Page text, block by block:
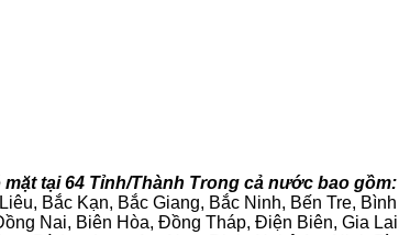
tại 64 Tỉnh/Thành Trong cả nước bao gồm:
Bắc Kạn, Bắc Giang, Bắc Ninh, Bến Tre,
Nai, Biên Hòa, Đồng Tháp, Điện Biên, Gia